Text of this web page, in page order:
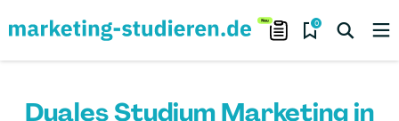
0
Duales Studium Marketing in